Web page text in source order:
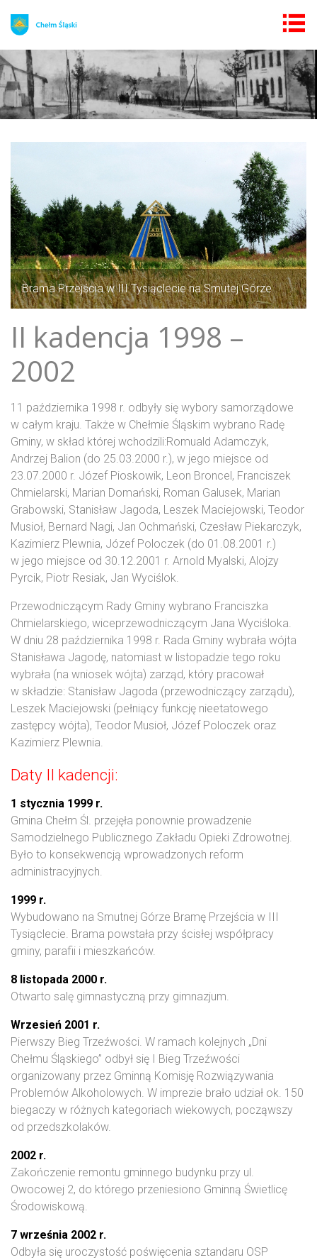
Brama Przejścia w III Tysiąclecie na Smutej Górze
II kadencja 1998 –
2002
11 października 1998 r. odbyły się wybory samorządowe
w całym kraju. Także w Chełmie Śląskim wybrano Radę
Gminy, w skład której wchodzili:Romuald Adamczyk,
Andrzej Balion (do 25.03.2000 r.), w jego miejsce od
23.07.2000 r. Józef Pioskowik, Leon Broncel, Franciszek
Chmielarski, Marian Domański, Roman Galusek, Marian
Grabowski, Stanisław Jagoda, Leszek Maciejowski, Teodor
Musioł, Bernard Nagi, Jan Ochmański, Czesław Piekarczyk,
Kazimierz Plewnia, Józef Poloczek (do 01.08.2001 r.)
w jego miejsce od 30.12.2001 r. Arnold Myalski, Alojzy
Pyrcik, Piotr Resiak, Jan Wyciślok.
Przewodniczącym Rady Gminy wybrano Franciszka
Chmielarskiego, wiceprzewodniczącym Jana Wyciśloka.
W dniu 28 października 1998 r. Rada Gminy wybrała wójta
Stanisława Jagodę, natomiast w listopadzie tego roku
wybrała (na wniosek wójta) zarząd, który pracował
w składzie: Stanisław Jagoda (przewodniczący zarządu),
Leszek Maciejowski (pełniący funkcję nieetatowego
zastępcy wójta), Teodor Musioł, Józef Poloczek oraz
Kazimierz Plewnia.
Daty II kadencji:
1 stycznia 1999 r.
Gmina Chełm Śl. przejęła ponownie prowadzenie
Samodzielnego Publicznego Zakładu Opieki Zdrowotnej.
Było to konsekwencją wprowadzonych reform
administracyjnych.
1999 r.
Wybudowano na Smutnej Górze Bramę Przejścia w III
Tysiąclecie. Brama powstała przy ścisłej współpracy
gminy, parafii i mieszkańców.
8 listopada 2000 r.
Otwarto salę gimnastyczną przy gimnazjum.
Wrzesień 2001 r.
Pierwszy Bieg Trzeźwości. W ramach kolejnych „Dni
Chełmu Śląskiego” odbył się I Bieg Trzeźwości
organizowany przez Gminną Komisję Rozwiązywania
Problemów Alkoholowych. W imprezie brało udział ok. 150
biegaczy w różnych kategoriach wiekowych, począwszy
od przedszkolaków.
2002 r.
Zakończenie remontu gminnego budynku przy ul.
Owocowej 2, do którego przeniesiono Gminną Świetlicę
Środowiskową.
7 września 2002 r.
Odbyła się uroczystość poświęcenia sztandaru OSP